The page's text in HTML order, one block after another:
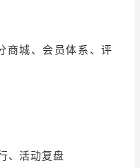
服务
商城、会员体系、评
、活动复盘